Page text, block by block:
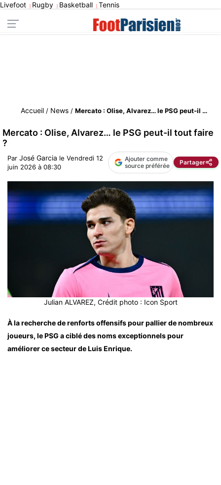
Livefoot | Rugby | Basketball | Tennis
Accueil / News / Mercato : Olise, Alvarez… le PSG peut-il tout faire ?
Mercato : Olise, Alvarez… le PSG peut-il tout faire
?
Par José Garcia le Vendredi 12
juin 2026 à 08:30
Ajouter comme
source préférée
Partager
Julian ALVAREZ, Crédit photo : Icon Sport
À la recherche de renforts offensifs pour pallier de nombreux
joueurs, le PSG a ciblé des noms exceptionnels pour
améliorer ce secteur de Luis Enrique.